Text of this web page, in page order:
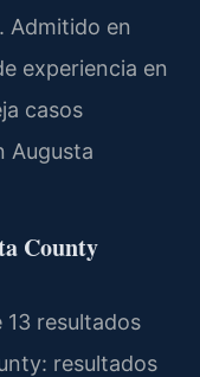
Admitido en
experiencia en
casos
Augusta
County
13 resultados
resultados